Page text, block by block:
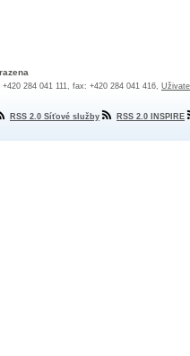
284 041 111, fax: +420 284 041 416,
RSS 2.0 Síťové služby RSS 2.0 INSPIRE